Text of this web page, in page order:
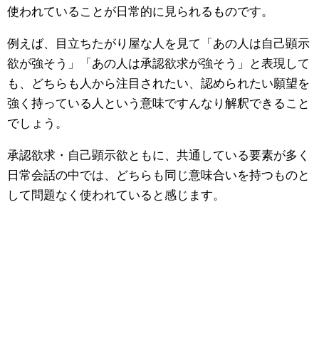
使われていることが日常的に見られるものです。
例えば、目立ちたがり屋な人を見て「あの人は自己顕示
欲が強そう」「あの人は承認欲求が強そう」と表現して
も、どちらも人から注目されたい、認められたい願望を
強く持っている人という意味ですんなり解釈できること
でしょう。
承認欲求・自己顕示欲ともに、共通している要素が多く
日常会話の中では、どちらも同じ意味合いを持つものと
して問題なく使われていると感じます。